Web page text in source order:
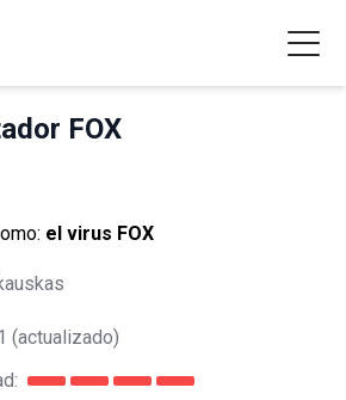
FOX
el virus FOX
(actualizado)